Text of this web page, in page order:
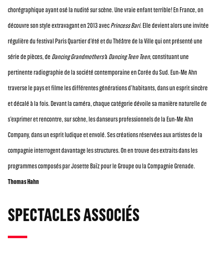
chorégraphique ayant osé la nudité sur scène. Une vraie enfant terrible! En France, on
découvre son style extravagant en 2013 avecPrincess Bari. Elle devient alors une invitée
régulière du festival Paris Quartier d’été et du Théâtre de la Ville qui ont présenté une
série de pièces, de Dancing Grandmothersà Dancing Teen Teen, constituant une
pertinente radiographie de la société contemporaine en Corée du Sud. Eun-Me Ahn
traverse le pays et filme les différentes générations d’habitants, dans un esprit sincère
et décalé à la fois. Devant la caméra, chaque catégorie dévoile sa manière naturelle de
s’exprimer et rencontre, sur scène, les danseurs professionnels de la Eun-Me Ahn
Company, dans un esprit ludique et envolé. Ses créations réservées aux artistes de la
compagnie interrogent davantage les structures. On en trouve des extraits dans les
programmes composés par Josette Baïz pour le Groupe ou la Compagnie Grenade.
Thomas Hahn
SPECTACLES ASSOCIÉS